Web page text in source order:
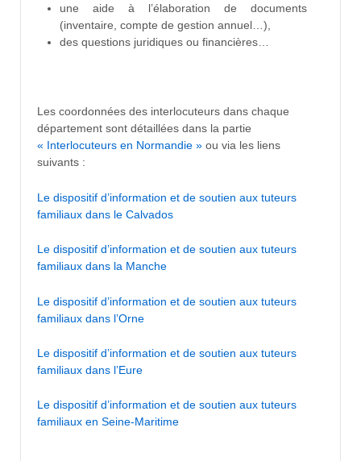
une aide à l’élaboration de documents
(inventaire, compte de gestion annuel…),
des questions juridiques ou financières…
Les coordonnées des interlocuteurs dans chaque
département sont détaillées dans la partie
« Interlocuteurs en Normandie » ou via les liens
suivants :
Le dispositif d’information et de soutien aux tuteurs
familiaux dans le Calvados
Le dispositif d’information et de soutien aux tuteurs
familiaux dans la Manche
Le dispositif d’information et de soutien aux tuteurs
familiaux dans l’Orne
Le dispositif d’information et de soutien aux tuteurs
familiaux dans l’Eure
Le dispositif d’information et de soutien aux tuteurs
familiaux en Seine-Maritime